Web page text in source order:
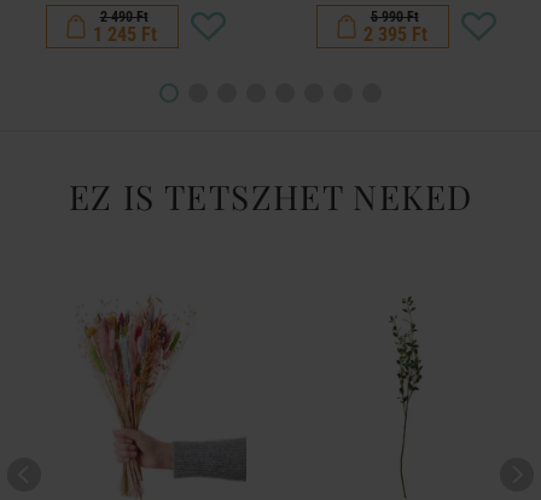
2 490 Ft
1 245 Ft
5 990 Ft
2 395 Ft
EZ IS TETSZHET NEKED